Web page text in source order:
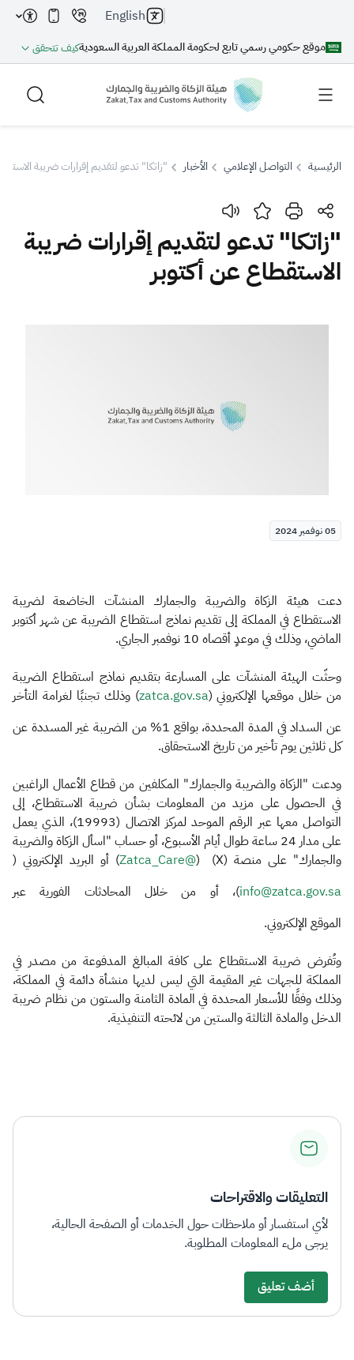
موقع حكومي رسمي تابع لحكومة المملكة العربية السعوديةكيف تتحقق
English
بحث
بحث بحث AI
اقتراحات
الرئيسية التواصل الإعلامي الأخبار "زاتكا" تدعو لتقديم إقرارات ضريبة
"زاتكا" تدعو لتقديم إقرارات ضريبة
الاستقطاع عن أكتوبر
05 نوفمبر 2024
دعت هيئة الزكاة والضريبة والجمارك المنشآت الخاضعة لضريبة
الاستقطاع في المملكة إلى تقديم نماذج استقطاع الضريبة عن شهر أكتوبر
الماضي، وذلك في موعدٍ أقصاه 10 نوفمبر الجاري.
وحثّت الهيئة المنشآت على المسارعة بتقديم نماذج استقطاع الضريبة
من خلال موقعها الإلكتروني (zatca.gov.sa) وذلك تجنبًا لغرامة التأخر
عن السداد في المدة المحددة، بواقع 1% من الضريبة غير المسددة عن
كل ثلاثين يوم تأخير من تاريخ الاستحقاق.
ودعت "الزكاة والضريبة والجمارك" المكلفين من قطاع الأعمال الراغبين
في الحصول على مزيد من المعلومات بشأن ضريبة الاستقطاع، إلى
التواصل معها عبر الرقم الموحد لمركز الاتصال (19993)، الذي يعمل
على مدار 24 ساعة طوال أيام الأسبوع، أو حساب "اسأل الزكاة والضريبة
والجمارك" على منصة (X) (
@Zatca_Care
) أو البريد الإلكتروني (
info@zatca.gov.sa)، أو من خلال المحادثات الفورية عبر
الموقع الإلكتروني.
وتُفرض ضريبة الاستقطاع على كافة المبالغ المدفوعة من مصدر في
المملكة للجهات غير المقيمة التي ليس لديها منشأة دائمة في المملكة،
وذلك وفقًا للأسعار المحددة في المادة الثامنة والستون من نظام ضريبة
الدخل والمادة الثالثة والستين من لائحته التنفيذية.​
التعليقات والاقتراحات
لأي استفسار أو ملاحظات حول الخدمات أو الصفحة الحالية،
يرجى ملء المعلومات المطلوبة.
أضف تعليق